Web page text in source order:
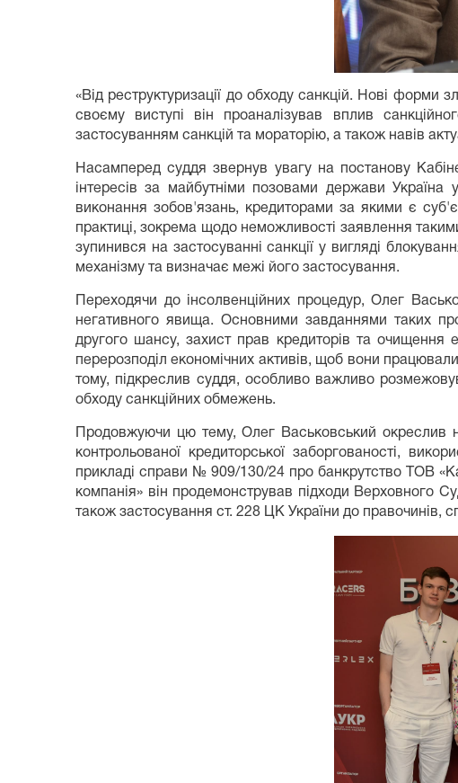
«Від реструктуризації до обходу санкцій. Нові форми
своєму виступі він проаналізував вплив
застосуванням санкцій та мораторію, а також навів
Насамперед суддя звернув увагу на постанову
інтересів за майбутніми позовами держави
виконання зобов'язань, кредиторами за якими є
практиці, зокрема щодо неможливості заявлення
зупинився на застосуванні санкції у вигляді
механізму та визначає межі його застосування.
Переходячи до інсолвенційних процедур, Олег
негативного явища. Основними завданнями таких
другого шансу, захист прав кредиторів та очищення
перерозподіл економічних активів, щоб вони
тому, підкреслив суддя, особливо важливо
обходу санкційних обмежень.
Продовжуючи цю тему, Олег Васьковський окреслив
контрольованої кредиторської заборгованості,
прикладі справи № 909/130/24 про банкрутство ТОВ
компанія» він продемонстрував підходи Верховного
також застосування ст. 228 ЦК України до правочинів,